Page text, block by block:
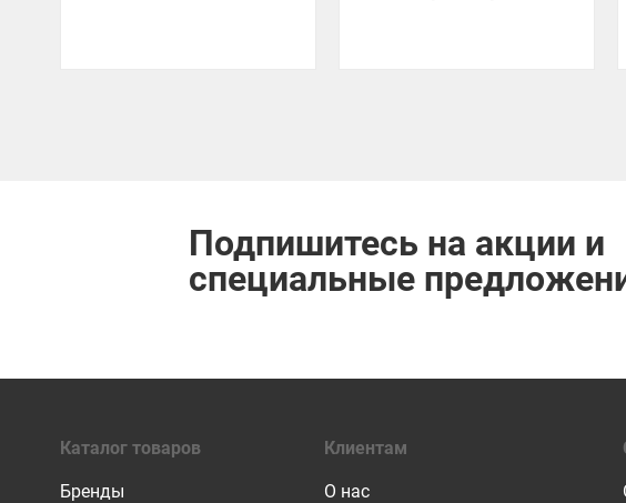
Подпишитесь на акции и
специальные
Каталог товаров
Бренды
Клиентам
О нас